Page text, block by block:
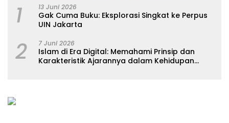
1 13 Juni 2026
Gak Cuma Buku: Eksplorasi Singkat ke Perpus
UIN Jakarta
2 7 Juni 2026
Islam di Era Digital: Memahami Prinsip dan
Karakteristik Ajarannya dalam Kehidupan